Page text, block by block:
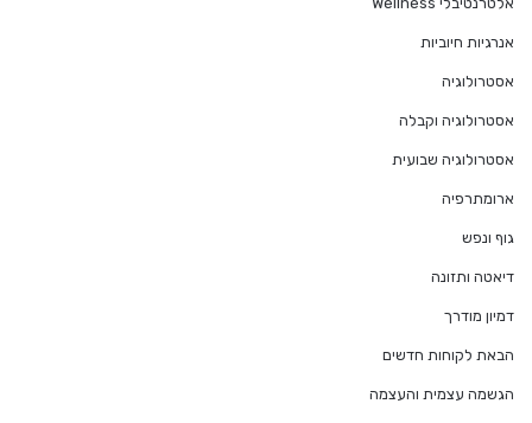
אנרגיות חיוביות
אסטרולוגיה
אסטרולוגיה וקבלה
אסטרולוגיה שבועית
ארומתרפיה
גוף ונפש
דיאטה ותזונה
דמיון מודרך
הבאת לקוחות חדשים
הגשמה עצמית והעצמה